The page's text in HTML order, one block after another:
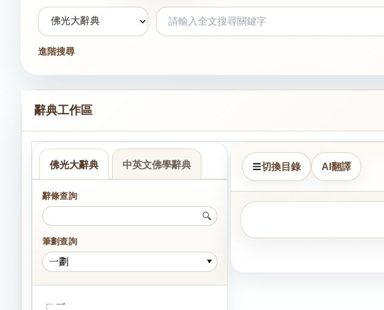
進階搜尋
辭典工作區
佛光大辭典 中英文佛學辭典
辭條查詢
筆劃查詢
一劃
一
切換目錄 AI翻譯